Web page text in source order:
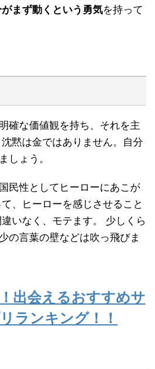
がまず動くという勇気を持って
確な価値観を持ち、それを主
黙は金ではありません。自分
しょう。
民性としてヒーローにあこが
、ヒーローを感じさせること
いなく、モテます。 少しくら
の言葉の壁などは吹っ飛びま
出会えるおすすめサ
ランキング！！